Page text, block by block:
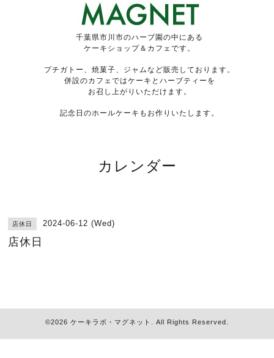
千葉県市川市のハーブ園の中にある
ケーキショップ＆カフェです。
プチガトー、焼菓子、ジャムなど販売しております。
併設のカフェではケーキとハーブティーを
お召し上がりいただけます。
記念日のホールケーキもお作りいたします。
カレンダー
店休日 2024-06-12 (Wed)
店休日
©2026 ケーキラボ・マグネット . All Rights Reserved.